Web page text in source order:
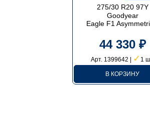
275/30 R20 97Y
Goodyear
Eagle F1
44 330 ₽
Арт. 1399642 | ✓ 1
В КОРЗИНУ